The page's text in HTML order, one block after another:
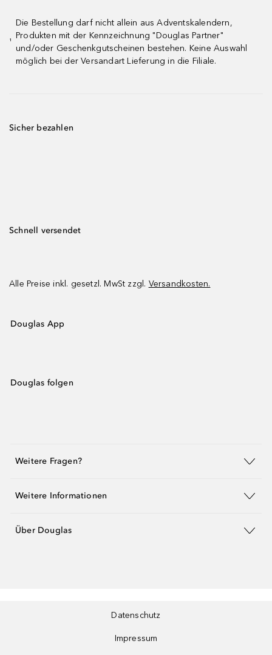
¹
Die Bestellung darf nicht allein aus Adventskalendern,
Produkten mit der Kennzeichnung "Douglas Partner"
und/oder Geschenkgutscheinen bestehen. Keine Auswahl
möglich bei der Versandart Lieferung in die Filiale.
Sicher bezahlen
Schnell versendet
Alle Preise inkl. gesetzl. MwSt zzgl. Versandkosten.
Douglas App
Douglas folgen
Weitere Fragen?
Weitere Informationen
Über Douglas
Datenschutz
Impressum